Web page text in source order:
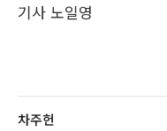
기사 노일영
차주헌